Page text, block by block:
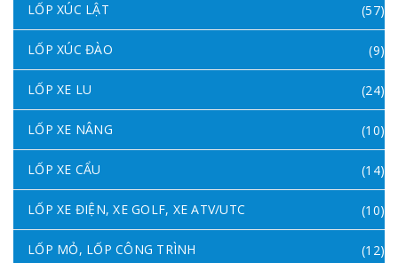
LỐP XÚC LẬT (57)
LỐP XÚC ĐÀO (9)
LỐP XE LU (24)
LỐP XE NÂNG (10)
LỐP XE CẨU (14)
LỐP XE ĐIỆN, XE GOLF, XE ATV/UTC (10)
LỐP MỎ, LỐP CÔNG TRÌNH (12)